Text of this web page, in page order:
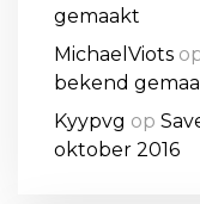
gemaakt
MichaelViots
bekend
Kyypvg op
oktober 2016